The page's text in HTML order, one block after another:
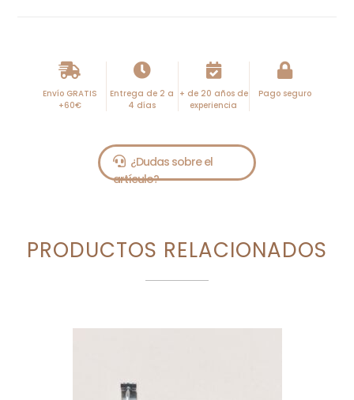
Envío GRATIS
+60€
Entrega de 2 a
4 días
+ de 20 años de
experiencia
Pago seguro
PRODUCTOS RELACIONADOS